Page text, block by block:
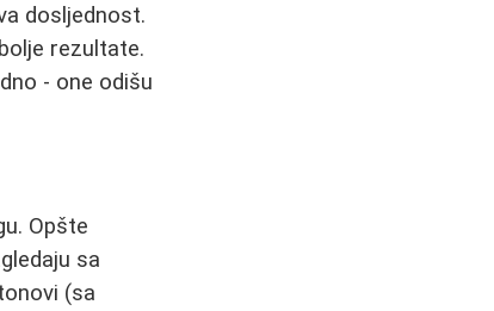
dosljednost.
rezultate.
- one odišu
Opšte
sa
(sa